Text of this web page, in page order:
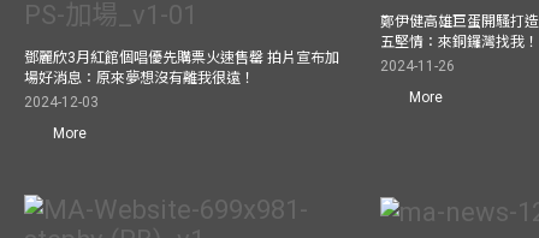
鄧麗欣3月紅館個唱優先購票火速售罄 拍片宣布加
場好消息：原來夢想沒有離我很遠！
2024-12-03
More
鄭伊健高雄巨蛋開騷打
五堅情：來銅鑼灣找我！
2024-11-26
More